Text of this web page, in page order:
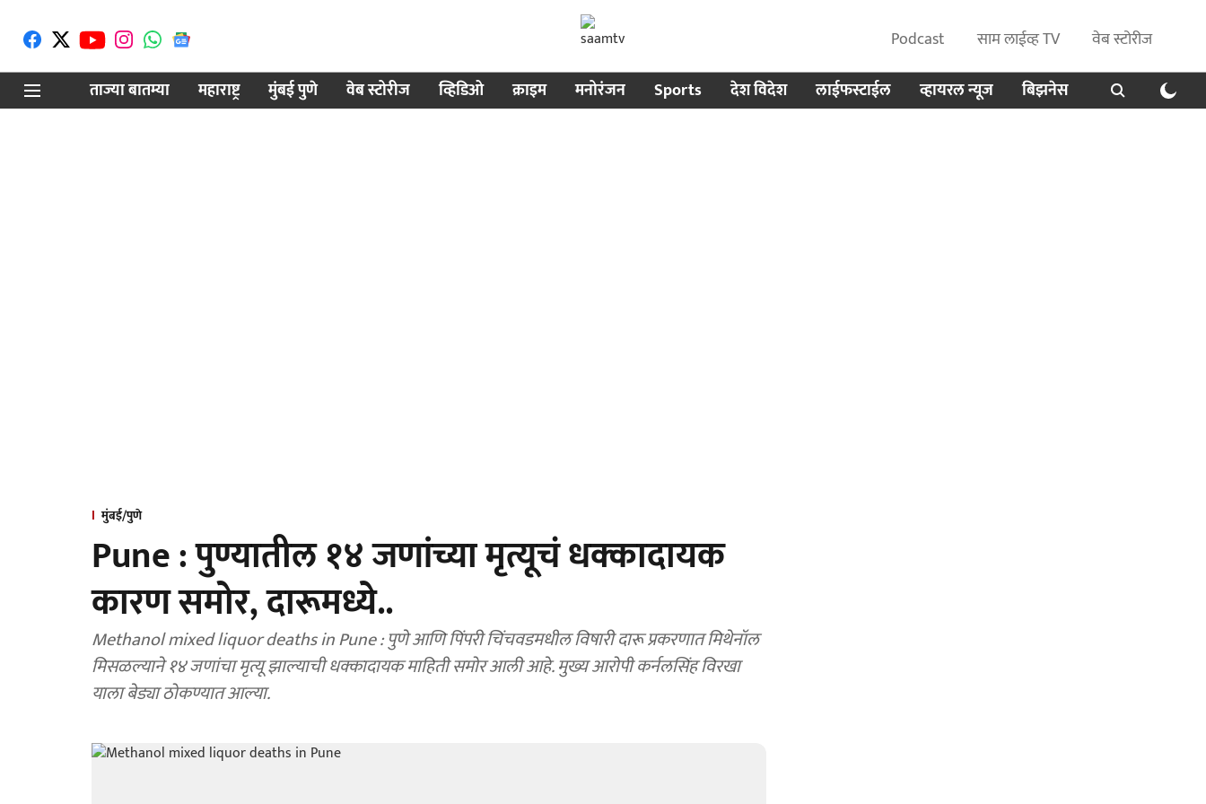
Podcast साम लाईव्ह TV
वेब स्टोरीज
ताज्या बातम्या
महाराष्ट्र मुंबई पुणे वेब स्टोरीज व्हिडिओ क्राइम मनोरंजन Sports देश विदेश लाईफस्टाईल व्हायरल न्यूज बिझनेस
मुंबई/पुणे
Pune : पुण्यातील १४ जणांच्या मृत्यूचं धक्कादायक
कारण समोर, दारूमध्ये..
Methanol mixed liquor deaths in Pune : पुणे आणि पिंपरी चिंचवडमधील विषारी दारू प्रकरणात मिथेनॉल
मिसळल्याने १४ जणांचा मृत्यू झाल्याची धक्कादायक माहिती समोर आली आहे. मुख्य आरोपी कर्नलसिंह विरखा
याला बेड्या ठोकण्यात आल्या.